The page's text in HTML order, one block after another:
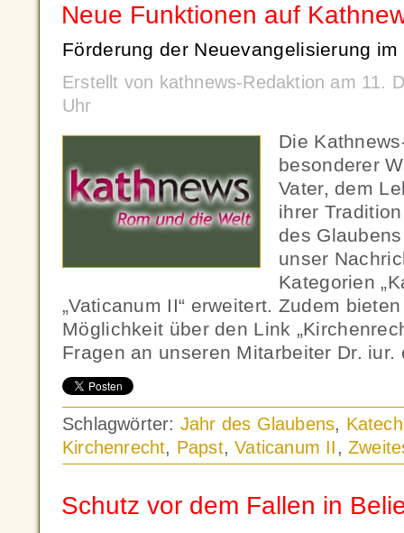
Neue Funktionen auf
Förderung der Neuevangelisierung
Erstellt von kathnews-Redaktion am 11.
Uhr
Die
besonderer
Vater, dem
ihrer
des
unser
Kategorien
„Vaticanum II“ erweitert. Zudem
Möglichkeit über den Link
Fragen an unseren Mitarbeiter Dr.
Schlagwörter: Jahr des Glaubens,
Kirchenrecht, Papst,Vaticanum II,
Schutz vor dem Fallen in